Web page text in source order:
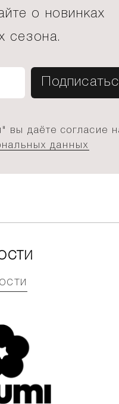
о новинках
сезона.
вы даёте согласие
данных